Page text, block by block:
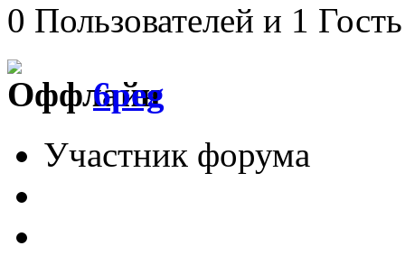
0 Пользователей и 1
6peg
Участник форума